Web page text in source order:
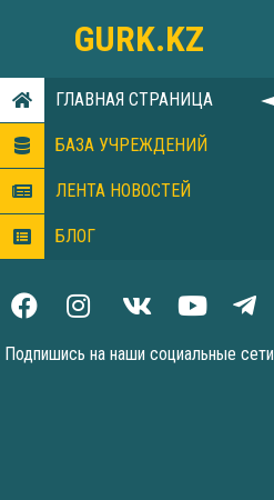
GURK.KZ
ГЛАВНАЯ СТРАНИЦА
БАЗА УЧРЕЖДЕНИЙ
ЛЕНТА НОВОСТЕЙ
БЛОГ
Подпишись на наши социальные сети